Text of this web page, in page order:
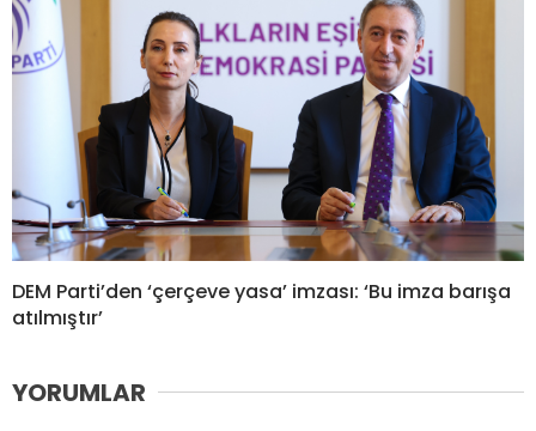
DEM Parti’den ‘çerçeve yasa’ imzası: ‘Bu imza barışa
atılmıştır’
YORUMLAR